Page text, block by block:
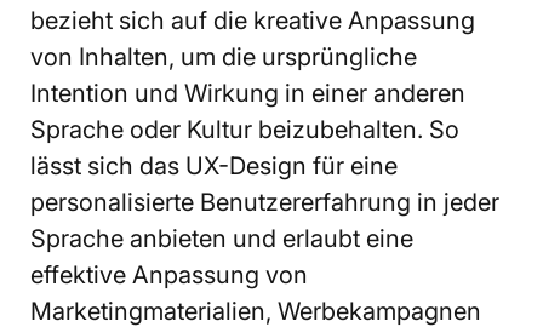
bezieht sich auf die kreative Anpassung
von Inhalten, um die ursprüngliche
Intention und Wirkung in einer anderen
Sprache oder Kultur beizubehalten. So
lässt sich das UX-Design für eine
personalisierte Benutzererfahrung in jeder
Sprache anbieten und erlaubt eine
effektive Anpassung von
Marketingmaterialien, Werbekampagnen